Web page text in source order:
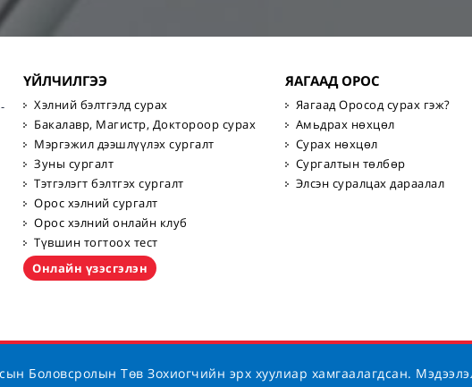
ҮЙЛЧИЛГЭЭ
Хэлний бэлтгэлд сурах
Бакалавр, Магистр, Доктороор сурах
Мэргэжил дээшлүүлэх сургалт
Зуны сургалт
Тэтгэлэгт бэлтгэх сургалт
Орос хэлний сургалт
Орос хэлний онлайн клуб
Түвшин тогтоох тест
Онлайн үзэсгэлэн
ЯАГААД ОРОС
Яагаад Оросод сурах гэж?
Амьдрах нөхцөл
Сурах нөхцөл
Сургалтын төлбөр
Элсэн суралцах дараалал
Боловсролын Төв Зохиогчийн эрх хуулиар хамгаалагдсан.